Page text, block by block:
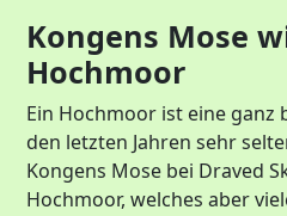
Kongens Mose
Hochmoor
Ein Hochmoor ist eine ganz
den letzten Jahren sehr
Kongens Mose bei Draved
Hochmoor, welches aber